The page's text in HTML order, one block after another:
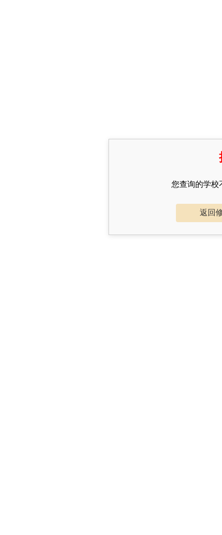
您查询的学校
返回